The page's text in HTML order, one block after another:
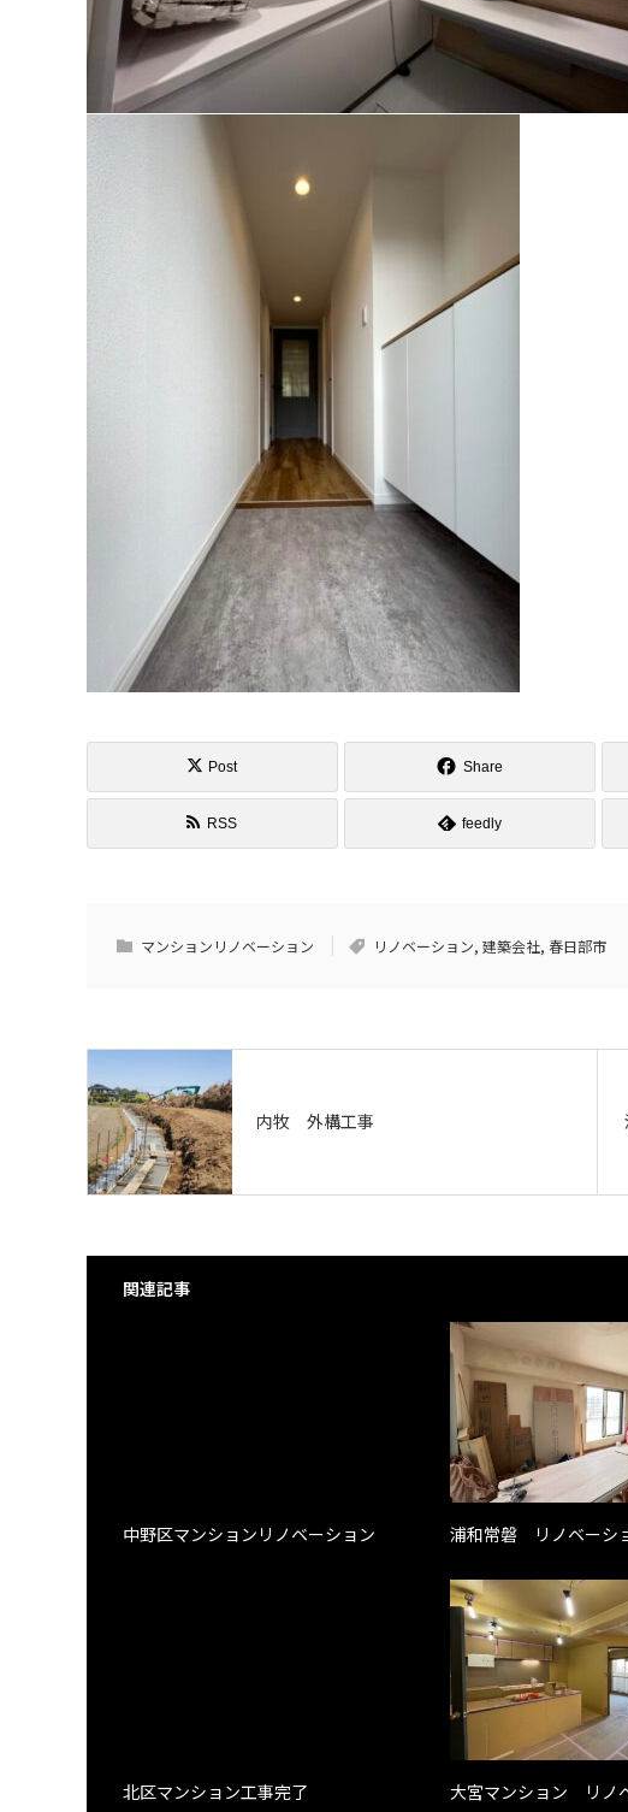
Post Share
RSS feedly
マンションリノベーション リノベーション, 建築会社, 春日部市
内牧 外構工事
関連記事
中野区マンションリノベーション 浦和常磐 リノベーシ
北区マンション工事完了 大宮マンション リノ